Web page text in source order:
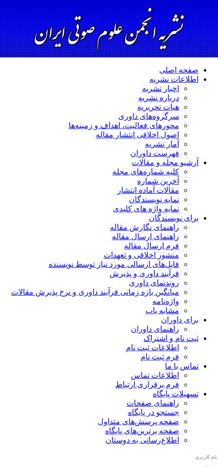
صفحه اصلی
اطلاعات نشریه
اخبار نشریه
درباره نشریه
هیات تحریریه
سرگروه‌های داوری
محورهای فعالیت، اهداف و زمینه‌ها
اصول اخلاقی انتشار مقاله
آمار نشریه
فهرست داوران
آرشیو مجله و مقالات
کلیه شماره‌های مجله
آخرین شماره
مقالات آماده انتشار
نمایه نویسندگان
نمایه واژه های کلیدی
برای نویسندگان
راهنمای نگارش مقاله
راهنمای ارسال مقاله
فرم ارسال مقاله
منشور اخلاقی و تعهدات
فایل‌های ارسالی مورد نیاز توسط نویسنده
فرآیند داوری و پذیرش
روندنمای داوری
میانگین بازه زمانی فرآیند داوری و نرخ پذیرش مقالات
واژه‌نامه
مشابه یاب
برای داوران
راهنمای داوران
ثبت نام و اشتراک
اطلاعات ثبت نام
فرم ثبت نام
تماس با ما
اطلاعات تماس
فرم برقراری ارتباط
تسهیلات پایگاه
راهنمای صفحات
جستجو در پایگاه
صفحه پرسش‌های متداول
صفحه برترین‌های پایگاه
اطلاع‌رسانی به دوستان